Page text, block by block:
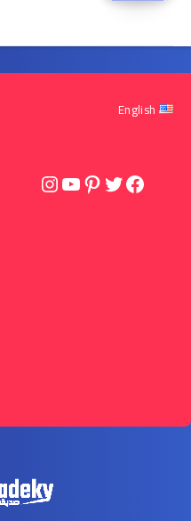
English
فيسبوك
تويتربينتريست
يوتيوبإنستجرام